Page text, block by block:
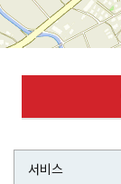
서비스